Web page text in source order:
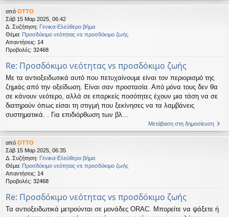
από OTTO
Σάβ 15 Μαρ 2025, 06:42
Δ. Συζήτηση: Γενικα-Ελεύθερο βήμα
Θέμα: Προσδόκιμο νεότητας vs προσδόκιμο ζωής
Απαντήσεις: 14
Προβολές: 32468
Re: Προσδόκιμο νεότητας vs προσδόκιμο ζωής
Με τα αντιοξειδωτικά αυτό που πετυχαίνουμε είναι τον περιορισμό της
ζημιάς από την οξείδωση. Είναι σαν προστασία. Από μόνα τους δεν θα
σε κάνουν νεότερο, αλλά σε επαρκείς ποσότητες έχουν μια τάση να σε
διατηρούν όπως είσαι τη στιγμή που ξεκίνησες να τα λαμβάνεις
συστηματικά. . Για επιδιόρθωση των βλ...
Μετάβαση στη δημοσίευση
από OTTO
Σάβ 15 Μαρ 2025, 06:35
Δ. Συζήτηση: Γενικα-Ελεύθερο βήμα
Θέμα: Προσδόκιμο νεότητας vs προσδόκιμο ζωής
Απαντήσεις: 14
Προβολές: 32468
Re: Προσδόκιμο νεότητας vs προσδόκιμο ζωής
Τα αντιοξειδωτικά μετρούνται σε μονάδες ORAC. Μπορείτε να ψάξετε ή